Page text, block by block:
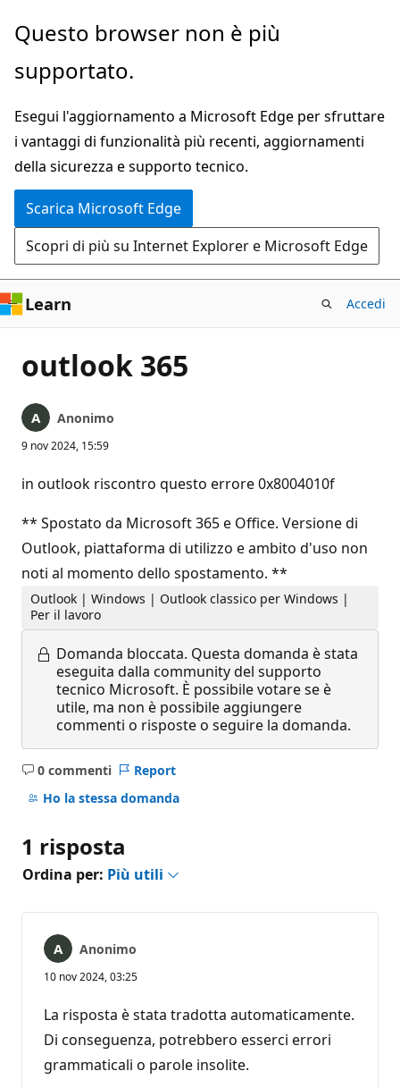
Ignora
passa
contenuto
principale
Questo browser non è più
supportato.
Esegui l'aggiornamento a Microsoft Edge per sfruttare
i vantaggi di funzionalità più recenti, aggiornamenti
della sicurezza e supporto tecnico.
Scarica Microsoft Edge
Scopri di più su Internet Explorer e Microsoft Edge
Learn Accedi
outlook 365
Anonimo
9 nov 2024, 15:59
in outlook riscontro questo errore 0x8004010f
** Spostato da Microsoft 365 e Office. Versione di
Outlook, piattaforma di utilizzo e ambito d'uso non
noti al momento dello spostamento. **
Outlook | Windows | Outlook classico per Windows |
Per il lavoro
Domanda bloccata. Questa domanda è stata
eseguita dalla community del supporto
tecnico Microsoft. È possibile votare se è
utile, ma non è possibile aggiungere
commenti o risposte o seguire la domanda.
0 commenti
Nessun
commento
Report
Ho la stessa domanda
1 risposta
Ordina per: Più utili
Anonimo
10 nov 2024, 03:25
La risposta è stata tradotta automaticamente.
Di conseguenza, potrebbero esserci errori
grammaticali o parole insolite.